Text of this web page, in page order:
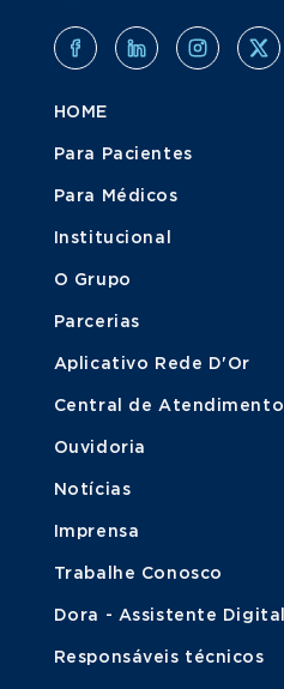
HOME
Para Pacientes
Para Médicos
Institucional
O Grupo
Parcerias
Aplicativo Rede D'Or
Central de Atendimento
Ouvidoria
Notícias
Imprensa
Trabalhe Conosco
Dora - Assistente Digital
Responsáveis técnicos